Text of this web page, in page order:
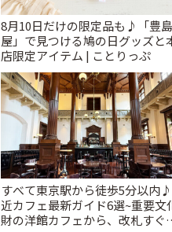
8月10日だけの限定品も♪「豊島
屋」で見つける鳩の日グッズと
店限定アイテム | ことりっぷ
すべて東京駅から徒歩5分以内
近カフェ最新ガイド6選~重要文
財の洋館カフェから、改札すぐ